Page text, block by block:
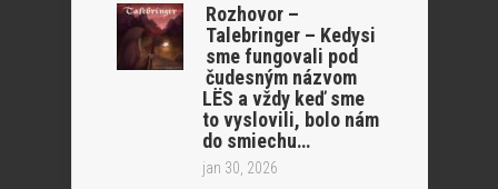
Rozhovor –
Talebringer – Kedysi
sme fungovali pod
čudesným názvom
LËS a vždy keď sme
to vyslovili, bolo nám
do smiechu…
jan 30, 2026